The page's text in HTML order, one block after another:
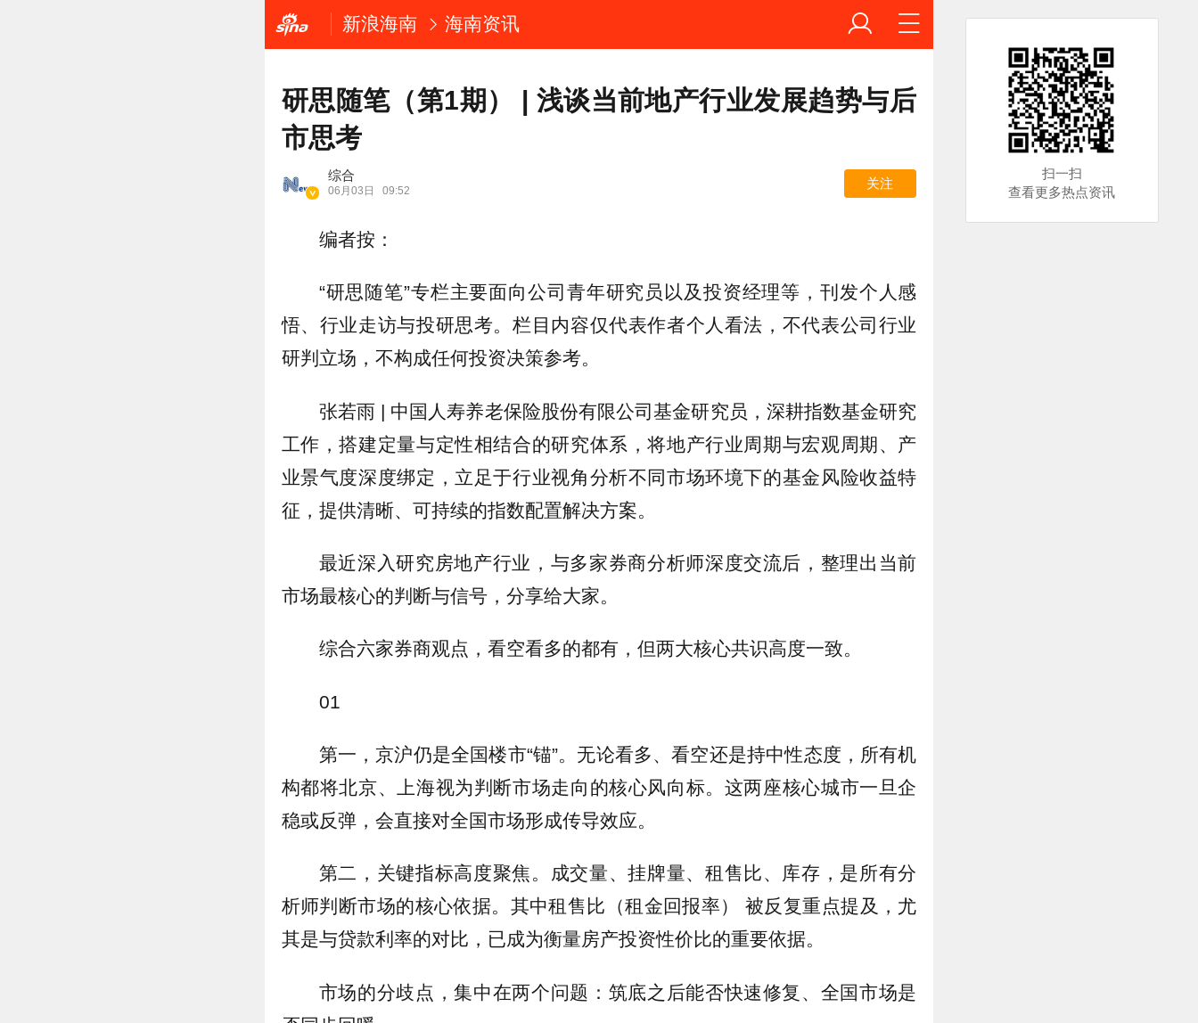
新浪海南 海南资讯
研思随笔（第1期） | 浅谈当前地产行业发展趋势与后
市思考
综合
06月03日 09:52
关注
编者按：
“研思随笔”专栏主要面向公司青年研究员以及投资经理等，刊发个人感
悟、行业走访与投研思考。栏目内容仅代表作者个人看法，不代表公司行业
研判立场，不构成任何投资决策参考。
张若雨 | 中国人寿养老保险股份有限公司基金研究员，深耕指数基金研究
工作，搭建定量与定性相结合的研究体系，将地产行业周期与宏观周期、产
业景气度深度绑定，立足于行业视角分析不同市场环境下的基金风险收益特
征，提供清晰、可持续的指数配置解决方案。
最近深入研究房地产行业，与多家券商分析师深度交流后，整理出当前
市场最核心的判断与信号，分享给大家。
综合六家券商观点，看空看多的都有，但两大核心共识高度一致。
01
第一，京沪仍是全国楼市“锚”。无论看多、看空还是持中性态度，所有机
构都将北京、上海视为判断市场走向的核心风向标。这两座核心城市一旦企
稳或反弹，会直接对全国市场形成传导效应。
第二，关键指标高度聚焦。成交量、挂牌量、租售比、库存，是所有分
析师判断市场的核心依据。其中租售比（租金回报率） 被反复重点提及，尤
其是与贷款利率的对比，已成为衡量房产投资性价比的重要依据。
市场的分歧点，集中在两个问题：筑底之后能否快速修复、全国市场是
扫一扫
查看更多热点资讯